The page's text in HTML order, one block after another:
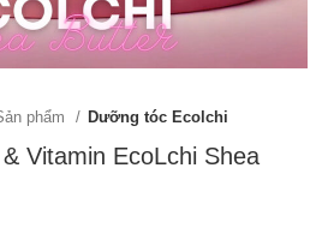
phẩm Dưỡng tóc Ecolchi
Vitamin EcoLchi Shea